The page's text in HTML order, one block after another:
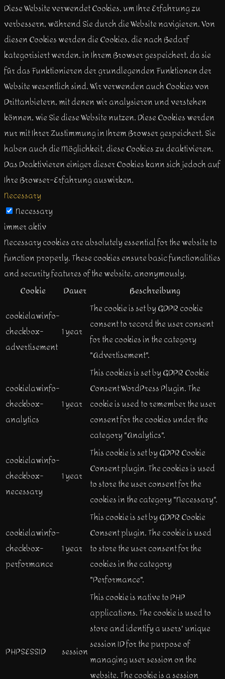
Diese Website verwendet Cookies, um Ihre Erfahrung zu
verbessern, während Sie durch die Website navigieren. Von
diesen Cookies werden die Cookies, die nach Bedarf
kategorisiert werden, in Ihrem Browser gespeichert, da sie
für das Funktionieren der grundlegenden Funktionen der
Website wesentlich sind. Wir verwenden auch Cookies von
Drittanbietern, mit denen wir analysieren und verstehen
können, wie Sie diese Website nutzen. Diese Cookies werden
nur mit Ihrer Zustimmung in Ihrem Browser gespeichert. Sie
haben auch die Möglichkeit, diese Cookies zu deaktivieren.
Das Deaktivieren einiger dieser Cookies kann sich jedoch auf
Ihre Browser-Erfahrung auswirken.
Necessary
Necessary
immer aktiv
Necessary cookies are absolutely essential for the website to
function properly. These cookies ensure basic functionalities
and security features of the website, anonymously.
Cookie
Dauer
Beschreibung
cookielawinfo-
checkbox-
advertisement
1 year
The cookie is set by GDPR cookie
consent to record the user consent
for the cookies in the category
"Advertisement".
cookielawinfo-
checkbox-
analytics
1 year
This cookies is set by GDPR Cookie
Consent WordPress Plugin. The
cookie is used to remember the user
consent for the cookies under the
category "Analytics".
cookielawinfo-
checkbox-
necessary
1 year
This cookie is set by GDPR Cookie
Consent plugin. The cookies is used
to store the user consent for the
cookies in the category "Necessary".
cookielawinfo-
checkbox-
performance
1 year
This cookie is set by GDPR Cookie
Consent plugin. The cookie is used
to store the user consent for the
cookies in the category
"Performance".
PHPSESSID session
This cookie is native to PHP
applications. The cookie is used to
store and identify a users' unique
session ID for the purpose of
managing user session on the
website. The cookie is a session